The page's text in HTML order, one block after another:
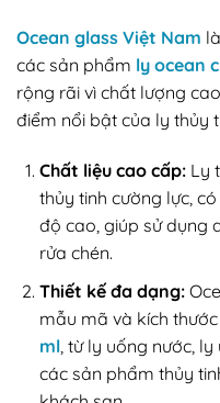
Ocean glass Việt Nam
các sản phẩm ly ocean
rộng rãi vì chất lượng
điểm nổi bật của ly thủy
Chất liệu cao cấp: Ly
thủy tinh cường lực,
độ cao, giúp sử dụng
rửa chén.
Thiết kế đa dạng:
mẫu mã và kích
ml, từ ly uống nước,
các sản phẩm thủy